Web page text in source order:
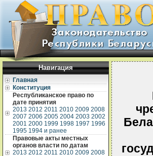
Навигация
Главная
Конституция
Республиканское право по
дате принятия
2013 2012 2011 2010 2009 2008
2007 2006 2005 2004 2003 2002
2001 2000 1999 1998 1997 1996
1995 1994 и ранее
Правовые акты местных
органов власти по датам
2013 2012 2011 2010 2009 2008